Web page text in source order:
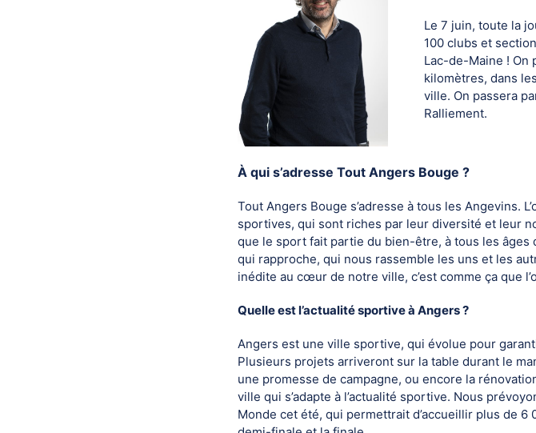
Le 7 juin, toute la
100 clubs et
Lac-de-Maine ! On
kilomètres, dans
ville. On passera
Ralliement.
À qui s’adresse Tout Angers Bouge ?
Tout Angers Bouge s’adresse à tous les Angevins.
sportives, qui sont riches par leur diversité et leur
que le sport fait partie du bien-être, à tous les âges
qui rapproche, qui nous rassemble les uns et les
inédite au cœur de notre ville, c’est comme ça que
Quelle est l’actualité sportive à Angers ?
Angers est une ville sportive, qui évolue pour
Plusieurs projets arriveront sur la table durant le
une promesse de campagne, ou encore la
ville qui s’adapte à l’actualité sportive. Nous
Monde cet été, qui permettrait d’accueillir plus de